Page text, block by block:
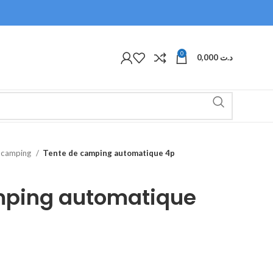
0 د.ت
Tente de camping automatique 4p
automatique